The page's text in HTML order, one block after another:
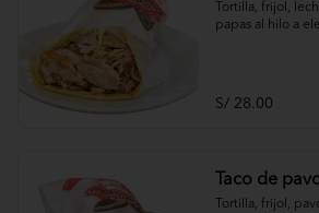
Tortilla, frijol,
papas al hilo a
S/ 28.00
Taco de
Tortilla, frijol,